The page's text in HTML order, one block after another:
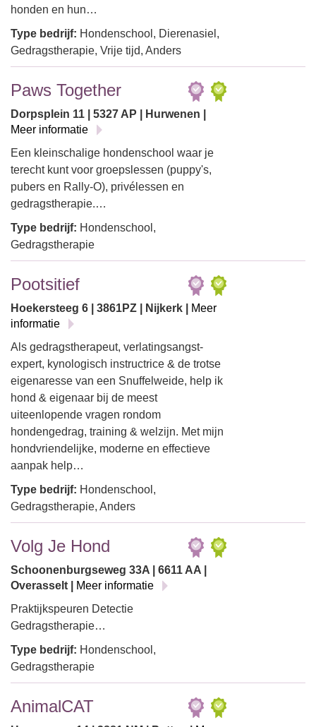
honden en hun…
Type bedrijf: Hondenschool, Dierenasiel,
Gedragstherapie, Vrije tijd, Anders
Paws Together
Dorpsplein 11 | 5327 AP | Hurwenen |
Meer informatie
Een kleinschalige hondenschool waar je
terecht kunt voor groepslessen (puppy's,
pubers en Rally-O), privélessen en
gedragstherapie.…
Type bedrijf: Hondenschool,
Gedragstherapie
Pootsitief
Hoekersteeg 6 | 3861PZ | Nijkerk |
Meer
informatie
Als gedragstherapeut, verlatingsangst-
expert, kynologisch instructrice & de trotse
eigenaresse van een Snuffelweide, help ik
hond & eigenaar bij de meest
uiteenlopende vragen rondom
hondengedrag, training & welzijn. Met mijn
hondvriendelijke, moderne en effectieve
aanpak help…
Type bedrijf: Hondenschool,
Gedragstherapie, Anders
Volg Je Hond
Schoonenburgseweg 33A | 6611 AA |
Overasselt |
Meer informatie
Praktijkspeuren Detectie
Gedragstherapie…
Type bedrijf: Hondenschool,
Gedragstherapie
AnimalCAT